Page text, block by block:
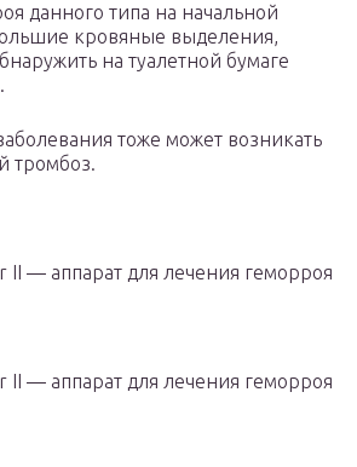
данного типа на начальной
кровяные выделения,
на туалетной бумаге
тоже может возникать
тромбоз.
II — аппарат для лечения геморроя
II — аппарат для лечения геморроя